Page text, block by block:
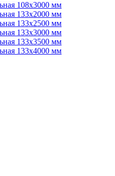
108х3000 мм
133х2000 мм
133х2500 мм
133х3000 мм
133х3500 мм
133х4000 мм